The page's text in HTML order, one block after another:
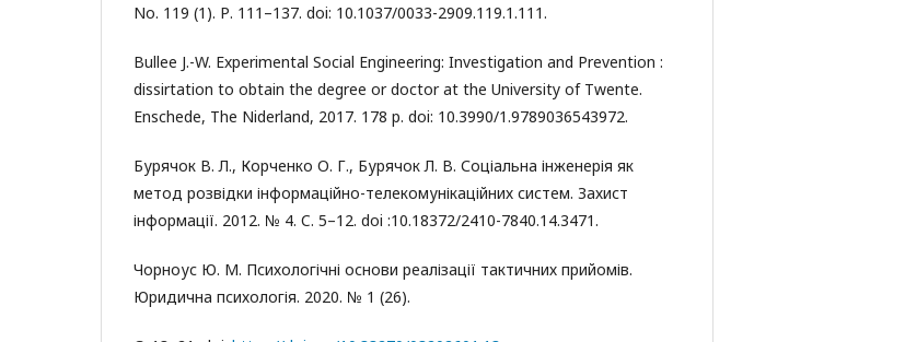
No. 119 (1). Р. 111–137. doi: 10.1037/0033-2909.119.1.111.
Bullee J.-W. Experimental Social Engineering: Investigation and Prevention :
dissirtation to obtain the degree or doctor at the University of Twente.
Enschede, The Niderland, 2017. 178 p. doi: 10.3990/1.9789036543972.
Бурячок В. Л., Корченко О. Г., Бурячок Л. В. Соціальна інженерія як
метод розвідки інформаційно-телекомунікаційних систем. Захист
інформації. 2012. № 4. C. 5–12. doi :10.18372/2410-7840.14.3471.
Чорноус Ю. М. Психологічні основи реалізації тактичних прийомів.
Юридична психологія. 2020. № 1 (26).